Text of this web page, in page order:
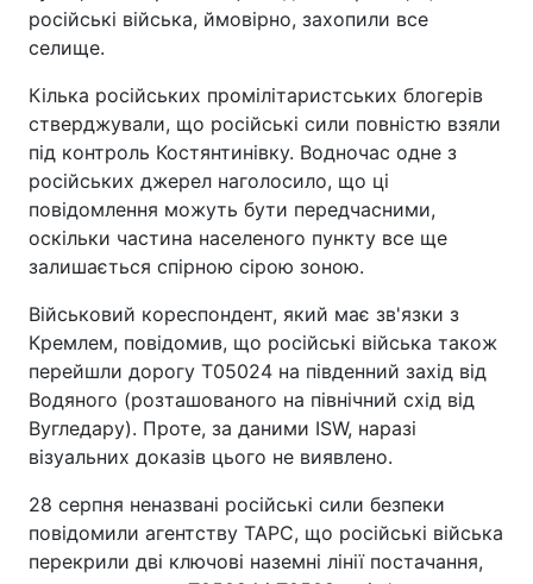
російські війська, ймовірно, захопили все
селище.
Кілька російських промілітаристських блогерів
стверджували, що російські сили повністю взяли
під контроль Костянтинівку. Водночас одне з
російських джерел наголосило, що ці
повідомлення можуть бути передчасними,
оскільки частина населеного пункту все ще
залишається спірною сірою зоною.
Військовий кореспондент, який має зв'язки з
Кремлем, повідомив, що російські війська також
перейшли дорогу T05024 на південний захід від
Водяного (розташованого на північний схід від
Вугледару). Проте, за даними ISW, наразі
візуальних доказів цього не виявлено.
28 серпня неназвані російські сили безпеки
повідомили агентству ТАРС, що російські війська
перекрили дві ключові наземні лінії постачання,